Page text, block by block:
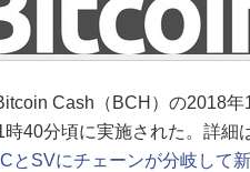
Cash（BCH）の2018年
40分頃に実施された。詳細
とSVにチェーンが分岐して